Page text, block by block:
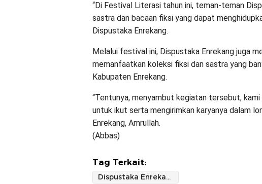
“Di Festival Literasi tahun ini, teman-teman
sastra dan bacaan fiksi yang dapat
Dispustaka Enrekang.
Melalui festival ini, Dispustaka Enrekang juga
memanfaatkan koleksi fiksi dan sastra yang
Kabupaten Enrekang.
“Tentunya, menyambut kegiatan tersebut,
untuk ikut serta mengirimkan karyanya dalam
Enrekang, Amrullah.
(Abbas)
Tag Terkait:
Dispustaka Enrekang Gelar Festival Literasi Massenrempulu 2024